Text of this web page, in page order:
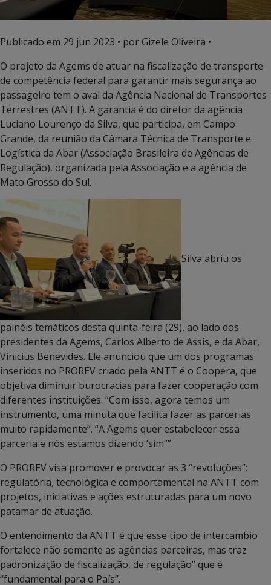
Publicado em 29 jun 2023 • por Gizele Oliveira •
O projeto da Agems de atuar na fiscalização de transporte
de competência federal para garantir mais segurança ao
passageiro tem o aval da Agência Nacional de Transportes
Terrestres (ANTT). A garantia é do diretor da agência
Luciano Lourenço da Silva, que participa, em Campo
Grande, da reunião da Câmara Técnica de Transporte e
Logística da Abar (Associação Brasileira de Agências de
Regulação), organizada pela Associação e a agência de
Mato Grosso do Sul.
Silva abriu os
painéis temáticos desta quinta-feira (29), ao lado dos
presidentes da Agems, Carlos Alberto de Assis, e da Abar,
Vinicius Benevides. Ele anunciou que um dos programas
inseridos no PROREV criado pela ANTT é o Coopera, que
objetiva diminuir burocracias para fazer cooperação com
diferentes instituições. “Com isso, agora temos um
instrumento, uma minuta que facilita fazer as parcerias
muito rapidamente”. “A Agems quer estabelecer essa
parceria e nós estamos dizendo ‘sim””.
O PROREV visa promover e provocar as 3 “revoluções”:
regulatória, tecnológica e comportamental na ANTT com
projetos, iniciativas e ações estruturadas para um novo
patamar de atuação.
O entendimento da ANTT é que esse tipo de intercambio
fortalece não somente as agências parceiras, mas traz
padronização de fiscalização, de regulação” que é
“fundamental para o País”.